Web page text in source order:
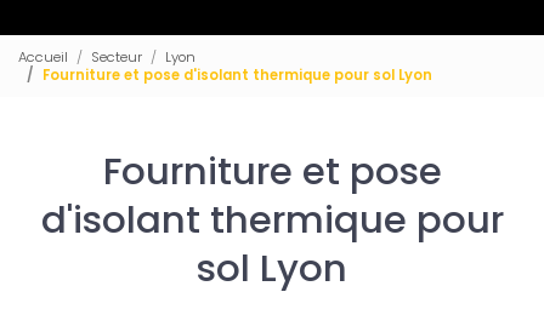
Accueil Secteur
Lyon
Fourniture et pose d'isolant thermique pour sol Lyon
Fourniture et pose
d'isolant thermique pour
sol Lyon